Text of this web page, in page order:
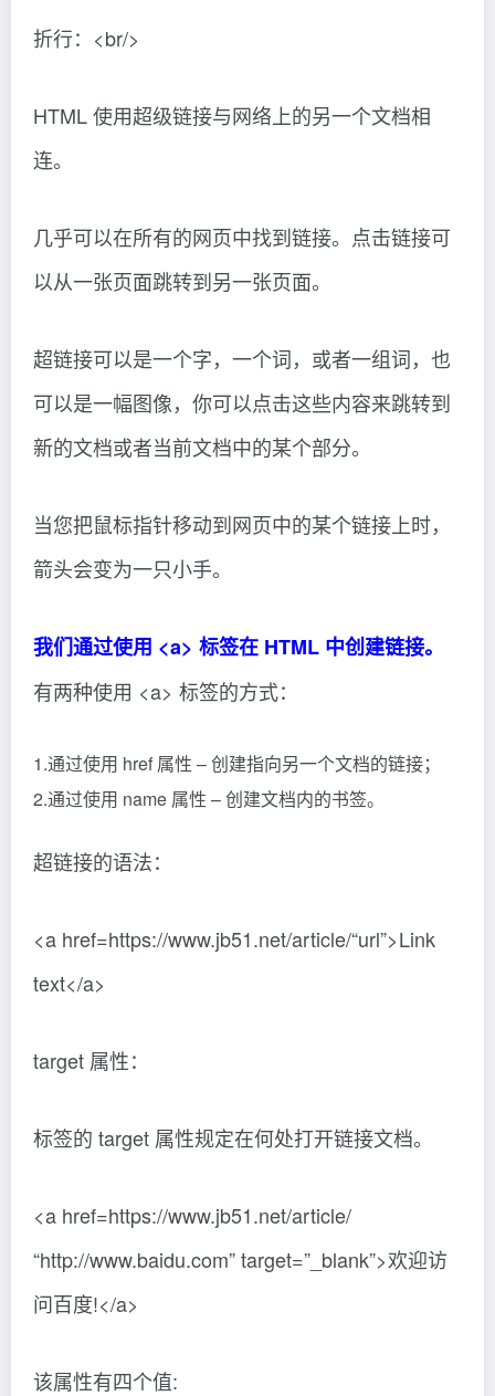
折行：<br/>
HTML 使用超级链接与网络上的另一个文档相
连。
几乎可以在所有的网页中找到链接。点击链接可
以从一张页面跳转到另一张页面。
超链接可以是一个字，一个词，或者一组词，也
可以是一幅图像，你可以点击这些内容来跳转到
新的文档或者当前文档中的某个部分。
当您把鼠标指针移动到网页中的某个链接上时，
箭头会变为一只小手。
我们通过使用 <a> 标签在 HTML 中创建链接。
有两种使用 <a> 标签的方式：
1.通过使用 href 属性 – 创建指向另一个文档的链接；
2.通过使用 name 属性 – 创建文档内的书签。
超链接的语法：
<a href=https://www.jb51.net/article/“url”>Link
text</a>
target 属性：
标签的 target 属性规定在何处打开链接文档。
<a href=https://www.jb51.net/article/
“http://www.baidu.com” target=”_blank”>欢迎访
问百度!</a>
该属性有四个值: